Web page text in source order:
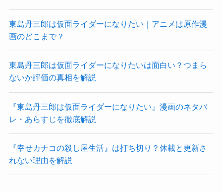
東島丹三郎は仮面ライダーになりたい｜アニメは原作漫
画のどこまで？
東島丹三郎は仮面ライダーになりたいは面白い？つまら
ないか評価の真相を解説
『東島丹三郎は仮面ライダーになりたい』漫画のネタバ
レ・あらすじを徹底解説
『幸せカナコの殺し屋生活』は打ち切り？休載と更新さ
れない理由を解説